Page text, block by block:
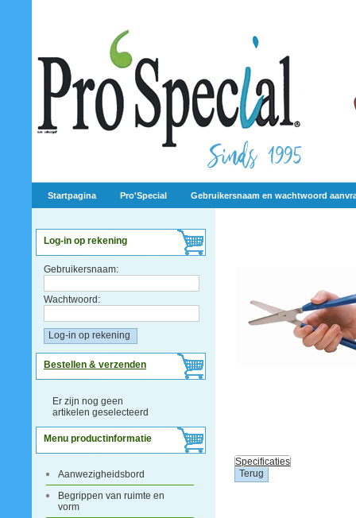
Startpagina Pro'Special Gebruikersnaam en wachtwoord
Log-in op rekening
Gebruikersnaam:
Wachtwoord:
Bestellen & verzenden
Er zijn nog geen
artikelen geselecteerd
Menu productinformatie
Aanwezigheidsbord
Begrippen van ruimte en
vorm
Specificaties